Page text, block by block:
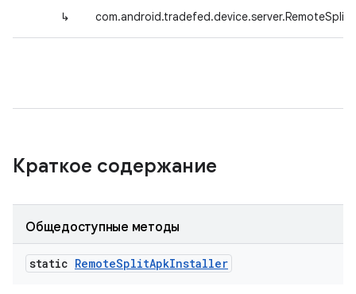
↳
Краткое содержание
Общедоступные методы
static RemoteSplitApkInstaller